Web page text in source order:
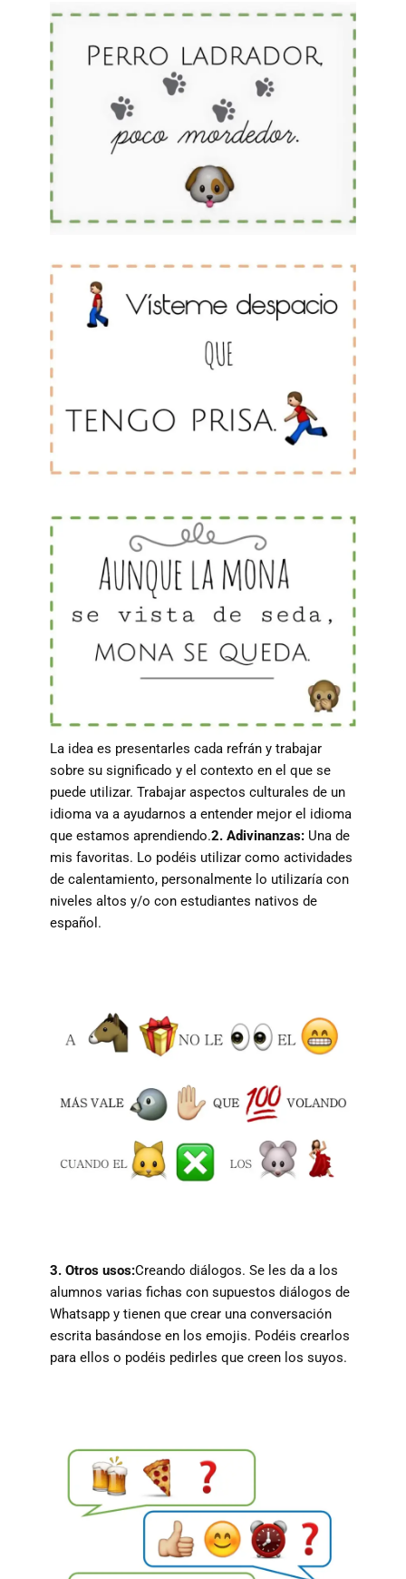
La idea es presentarles cada refrán y trabajar
sobre su significado y el contexto en el que se
puede utilizar. Trabajar aspectos culturales de un
idioma va a ayudarnos a entender mejor el idioma
que estamos aprendiendo.2. Adivinanzas: Una de
mis favoritas. Lo podéis utilizar como actividades
de calentamiento, personalmente lo utilizaría con
niveles altos y/o con estudiantes nativos de
español.
3. Otros usos:Creando diálogos. Se les da a los
alumnos varias fichas con supuestos diálogos de
Whatsapp y tienen que crear una conversación
escrita basándose en los emojis. Podéis crearlos
para ellos o podéis pedirles que creen los suyos.